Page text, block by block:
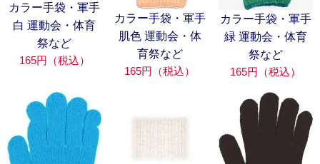
カラー手袋・軍手
白 運動会・体育
祭など
165円（税込）
カラー手袋・軍手
肌色 運動会・体
育祭など
165円（税込）
カラー手袋・軍手
緑 運動会・体育
祭など
165円（税込）